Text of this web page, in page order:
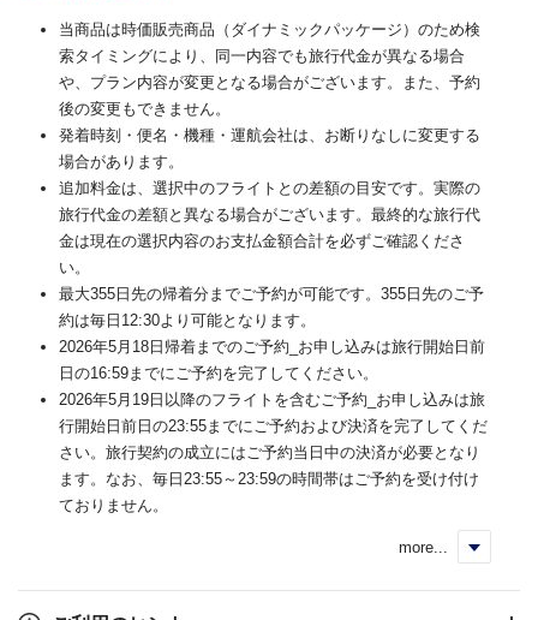
当商品は時価販売商品（ダイナミックパッケージ）のため検
索タイミングにより、同一内容でも旅行代金が異なる場合
や、プラン内容が変更となる場合がございます。また、予約
後の変更もできません。
発着時刻・便名・機種・運航会社は、お断りなしに変更する
場合があります。
追加料金は、選択中のフライトとの差額の目安です。実際の
旅行代金の差額と異なる場合がございます。最終的な旅行代
金は現在の選択内容のお支払金額合計を必ずご確認くださ
い。
最大355日先の帰着分までご予約が可能です。355日先のご予
約は毎日12:30より可能となります。
2026年5月18日帰着までのご予約_お申し込みは旅行開始日前
日の16:59までにご予約を完了してください。
2026年5月19日以降のフライトを含むご予約_お申し込みは旅
行開始日前日の23:55までにご予約および決済を完了してくだ
さい。旅行契約の成立にはご予約当日中の決済が必要となり
ます。なお、毎日23:55～23:59の時間帯はご予約を受け付け
ておりません。
more...